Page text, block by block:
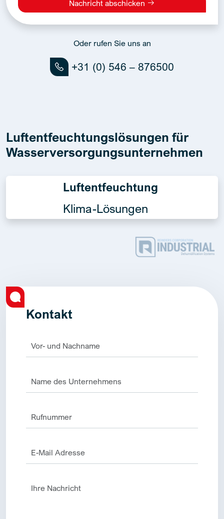
Nachricht abschicken
Alternative:
Oder rufen Sie uns an
+31 (0) 546 – 876500
Luftentfeuchtungslösungen für
Wasserversorgungsunternehmen
Luftentfeuchtung
Klima-Lösungen
Kontakt